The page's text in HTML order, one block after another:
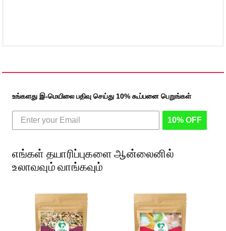
உங்களது இ-மெயிலை பதிவு செய்து 10% கூப்பனை பெறுங்கள்
10% OFF
எங்கள் தயாரிப்புகளை ஆன்லைனில்
உலாவவும் வாங்கவும்